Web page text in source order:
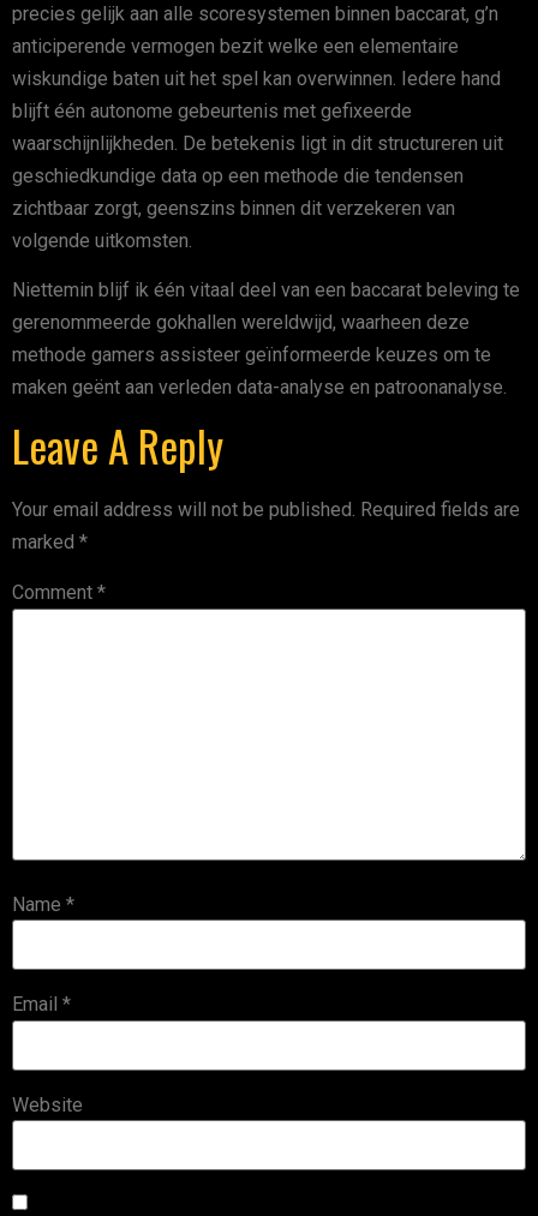
precies gelijk aan alle scoresystemen binnen baccarat, g’n
anticiperende vermogen bezit welke een elementaire
wiskundige baten uit het spel kan overwinnen. Iedere hand
blijft één autonome gebeurtenis met gefixeerde
waarschijnlijkheden. De betekenis ligt in dit structureren uit
geschiedkundige data op een methode die tendensen
zichtbaar zorgt, geenszins binnen dit verzekeren van
volgende uitkomsten.
Niettemin blijf ik één vitaal deel van een baccarat beleving te
gerenommeerde gokhallen wereldwijd, waarheen deze
methode gamers assisteer geïnformeerde keuzes om te
maken geënt aan verleden data-analyse en patroonanalyse.
Leave A Reply
Your email address will not be published. Required fields are
marked *
Comment *
Name *
Email *
Website